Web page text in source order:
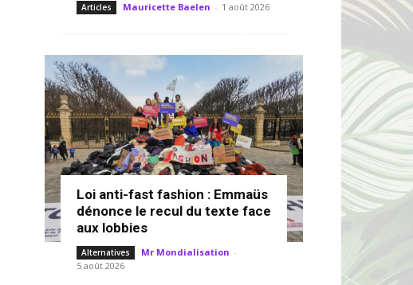
Articles Mauricette Baelen - 1 août 2026
Loi anti-fast fashion : Emmaüs
dénonce le recul du texte face
aux lobbies
Alternatives Mr Mondialisation -
5 août 2026